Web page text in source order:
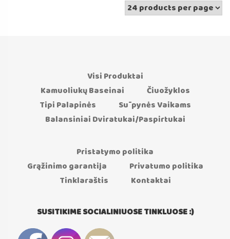
Visi Produktai
Kamuoliukų Baseinai
Čiuožyklos
Tipi Palapinės
Sūpynės Vaikams
Balansiniai Dviratukai/Paspirtukai
Pristatymo politika
Grąžinimo garantija
Privatumo politika
Tinklaraštis
Kontaktai
SUSITIKIME SOCIALINIUOSE TINKLUOSE :)